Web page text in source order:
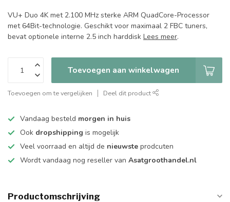
VU+ Duo 4K met 2.100 MHz sterke ARM QuadCore-Processor
met 64Bit-technologie. Geschikt voor maximaal 2 FBC tuners,
bevat optionele interne 2.5 inch harddisk Lees meer.
Toevoegen aan winkelwagen
Toevoegen om te vergelijken Deel dit product
Vandaag besteld morgen in huis
Ook dropshipping is mogelijk
Veel voorraad en altijd de nieuwste prodcuten
Wordt vandaag nog reseller van Asatgroothandel.nl
Productomschrijving